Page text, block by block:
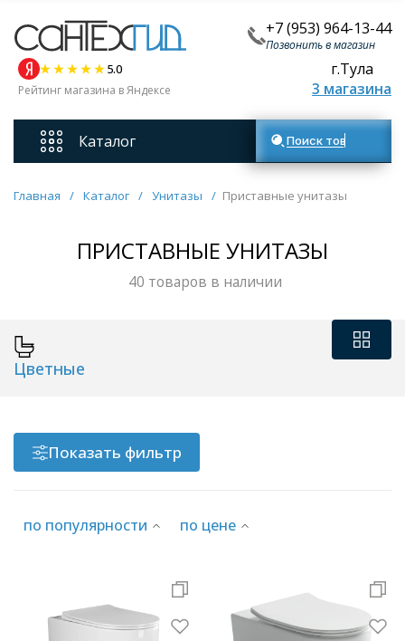
+7 (953) 964-13-44
Позвонить в магазин
5.0
Рейтинг магазина в Яндексе
г.Тула
3 магазина
Каталог
Смесители
Унитазы
Мебель для ванных комнат
Раковины
Аксессуары для ванных комнат
Поиск товаров
Главная / Каталог / Унитазы / Приставные унитазы
ПРИСТАВНЫЕ УНИТАЗЫ
40 товаров в наличии
Цветные
Показать фильтр
по популярности по цене